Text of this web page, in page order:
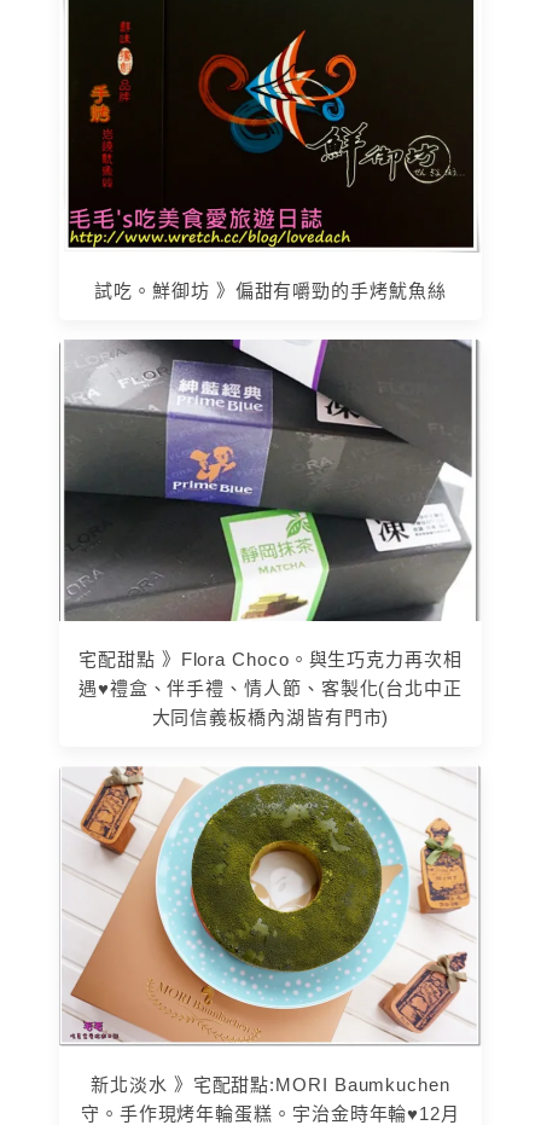
試吃。鮮御坊 》偏甜有嚼勁的手烤魷魚絲
宅配甜點 》Flora Choco。與生巧克力再次相
遇♥禮盒、伴手禮、情人節、客製化(台北中正
大同信義板橋內湖皆有門市)
新北淡水 》宅配甜點:MORI Baumkuchen
守。手作現烤年輪蛋糕。宇治金時年輪♥12月